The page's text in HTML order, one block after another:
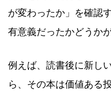
が変わったか」を確認
有意義だったかどうか
例えば、読書後に新し
ら、その本は価値ある